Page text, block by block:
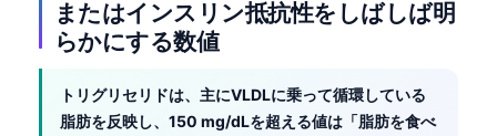
またはインスリン抵抗性をしばしば明
らかにする数値
トリグリセリドは、主にVLDLに乗って循環している
脂肪を反映し、150 mg/dLを超える値は「脂肪を食べ